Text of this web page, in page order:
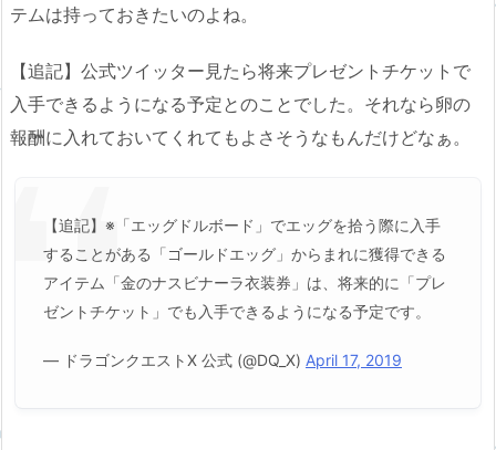
テムは持っておきたいのよね。
【追記】公式ツイッター見たら将来プレゼントチケットで
入手できるようになる予定とのことでした。それなら卵の
報酬に入れておいてくれてもよさそうなもんだけどなぁ。
【追記】※「エッグドルボード」でエッグを拾う際に入手
することがある「ゴールドエッグ」からまれに獲得できる
アイテム「金のナスビナーラ衣装券」は、将来的に「プレ
ゼントチケット」でも入手できるようになる予定です。
— ドラゴンクエストX 公式 (@DQ_X) April 17, 2019